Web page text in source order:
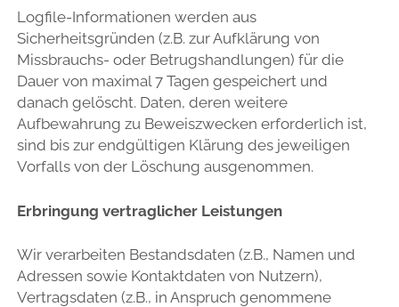
Logfile-Informationen werden aus
Sicherheitsgründen (z.B. zur Aufklärung von
Missbrauchs- oder Betrugshandlungen) für die
Dauer von maximal 7 Tagen gespeichert und
danach gelöscht. Daten, deren weitere
Aufbewahrung zu Beweiszwecken erforderlich ist,
sind bis zur endgültigen Klärung des jeweiligen
Vorfalls von der Löschung ausgenommen.
Erbringung vertraglicher Leistungen
Wir verarbeiten Bestandsdaten (z.B., Namen und
Adressen sowie Kontaktdaten von Nutzern),
Vertragsdaten (z.B., in Anspruch genommene